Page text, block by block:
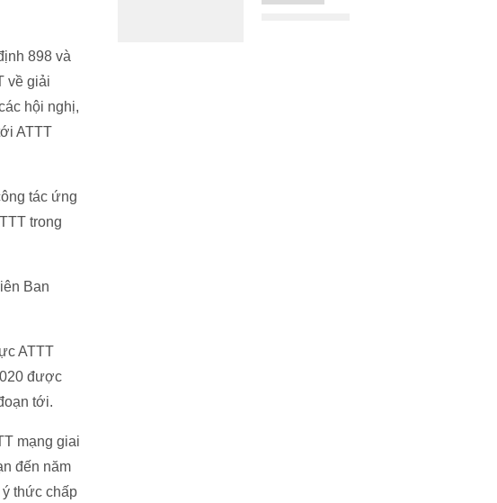
898 và
về giải
hội nghị,
ATTT
tác ứng
trong
Ban
ATTT
được
tới.
mạng giai
đến năm
thức chấp